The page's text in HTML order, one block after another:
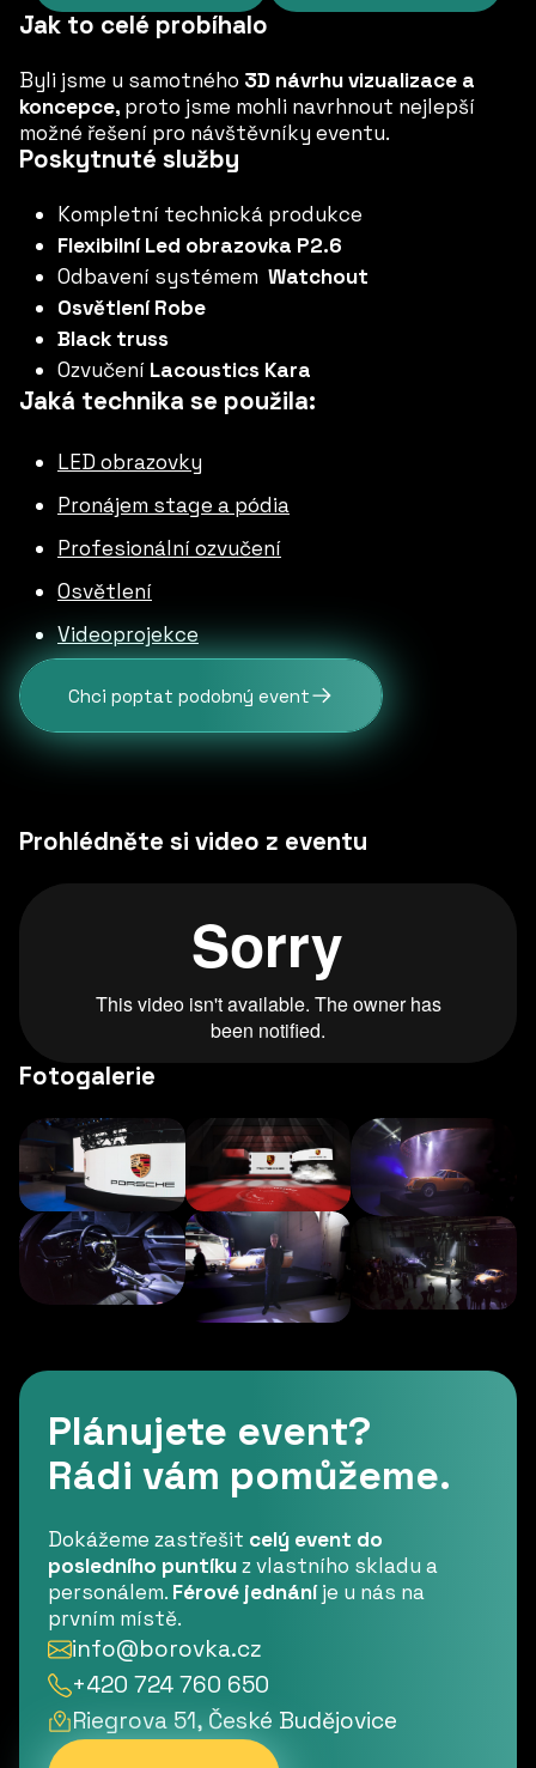
Jak to celé probíhalo
Byli jsme u samotného 3D návrhu vizualizace a
koncepce, proto jsme mohli navrhnout nejlepší
možné řešení pro návštěvníky eventu.
Poskytnuté služby
Kompletní technická produkce
Flexibilní Led obrazovka P2.6
Odbavení systémem Watchout
Osvětlení Robe
Black truss
Ozvučení Lacoustics Kara
Jaká technika se použila:
LED obrazovky
Pronájem stage a pódia
Profesionální ozvučení
Osvětlení
Videoprojekce
Chci poptat podobný event
Prohlédněte si video z eventu
Fotogalerie
Plánujete event?
Rádi vám pomůžeme.
Dokážeme zastřešit celý event do
posledního puntíkuz vlastního skladu a
personálem. Férové jednáníje u nás na
prvním místě.
info@borovka.cz
+420 724 760 650
Riegrova 51, České Budějovice